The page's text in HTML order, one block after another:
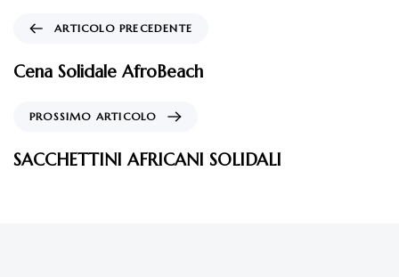
ARTICOLO PRECEDENTE
Cena Solidale AfroBeach
PROSSIMO ARTICOLO
SACCHETTINI AFRICANI SOLIDALI